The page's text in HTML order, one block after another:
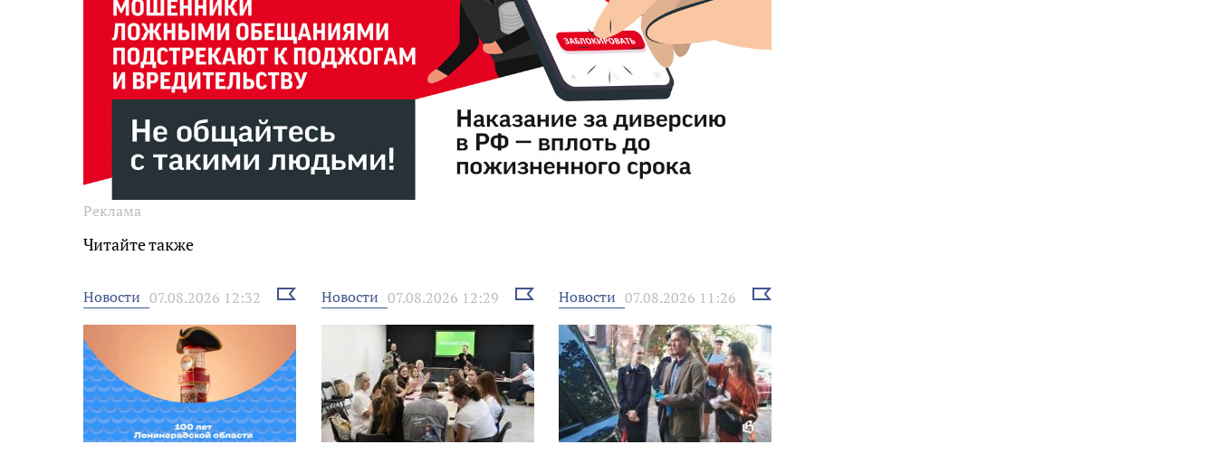
Реклама
Читайте также
Новости 07.08.2026 12:32
Выбрать
новость
Новости 07.08.2026 12:29
Выбрать
новость
Новости 07.08.2026 11:26
Выбрать